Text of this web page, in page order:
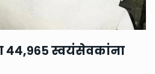
४४,९६५ स्वयंसेवकांना